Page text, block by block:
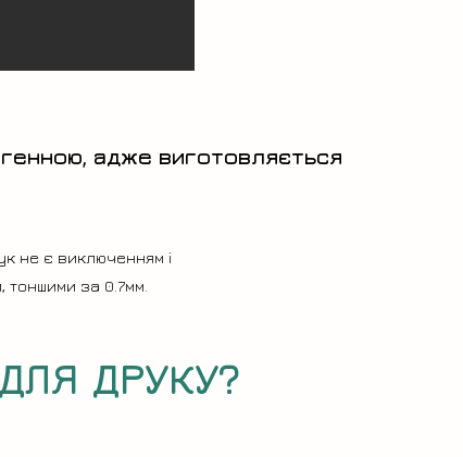
адже виготовляється
не є виключенням і
тоншими за 0.7мм.
ДРУКУ?